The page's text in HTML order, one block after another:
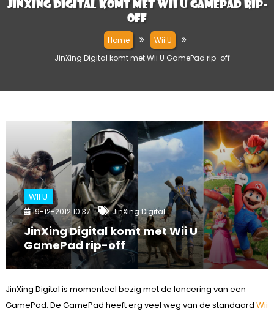
JinXing Digital komt met Wii U GamePad rip-
off
Home
Wii U
JinXing Digital komt met Wii U GamePad rip-off
WII U
19-12-2012 10:37 JinXing Digital
JinXing Digital komt met Wii U
GamePad rip-off
JinXing Digital is momenteel bezig met de lancering van een
GamePad. De GamePad heeft erg veel weg van de standaard Wii